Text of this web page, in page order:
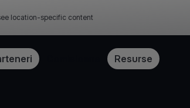
location-specific content
Resurse